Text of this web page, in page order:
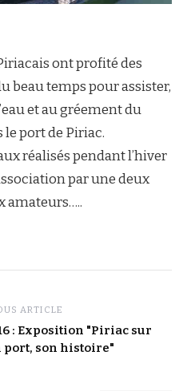
ont profité des
beau temps pour assister,
et au gréement du
le port de Piriac.
réalisés pendant l’hiver
par une deux
amateurs…..
ARTICLE
: Exposition "Piriac sur
port, son histoire"